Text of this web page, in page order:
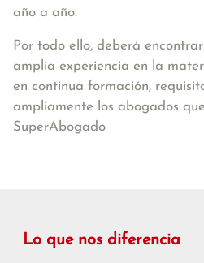
año a año.
Por todo ello, deberá
amplia experiencia en la
en continua formación,
ampliamente los abogados
SuperAbogado
Lo que nos diferencia